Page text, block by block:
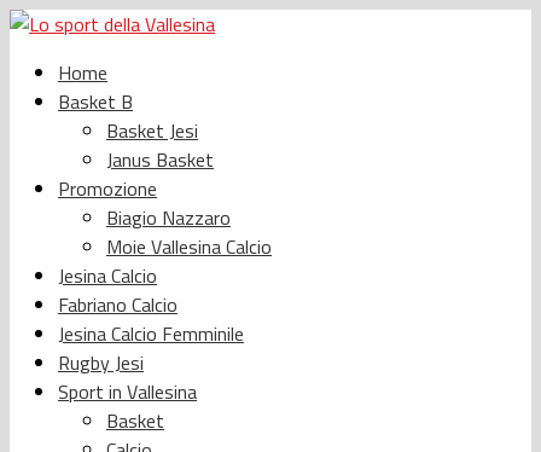
Home
Basket B
Basket Jesi
Janus Basket
Promozione
Biagio Nazzaro
Moie Vallesina Calcio
Jesina Calcio
Fabriano Calcio
Jesina Calcio Femminile
Rugby Jesi
Sport in Vallesina
Basket